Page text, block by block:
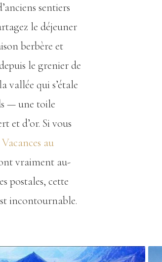
sentiers
le déjeuner
berbère et
le grenier de
vallée qui s’étale
— une toile
et d’or. Si vous
Vacances au
vraiment au-
postales, cette
incontournable.